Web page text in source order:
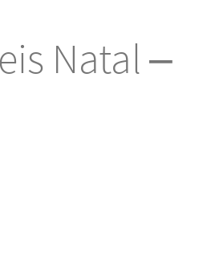
Natal –